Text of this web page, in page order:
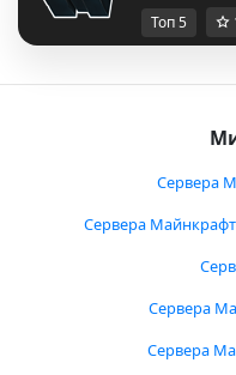
Топ 5
Сервера
Сервера
Сервера
Сервера